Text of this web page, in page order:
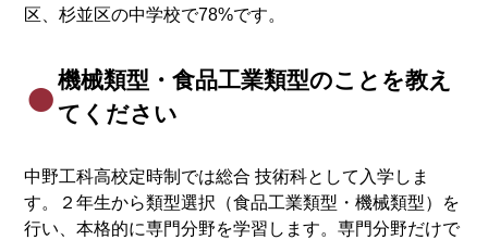
区、杉並区の中学校で78%です。
機械類型・食品工業類型のことを教え
てください
中野工科高校定時制では総合 技術科として入学しま
す。２年生から類型選択（食品工業類型・機械類型）を
行い、本格的に専門分野を学習します。専門分野だけで